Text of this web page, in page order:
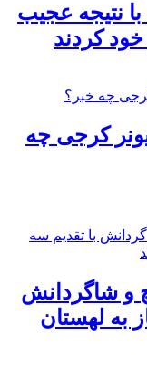
با نتیجه عجیب
کردند
کرجی چه
و شاگردانش
به لهستان